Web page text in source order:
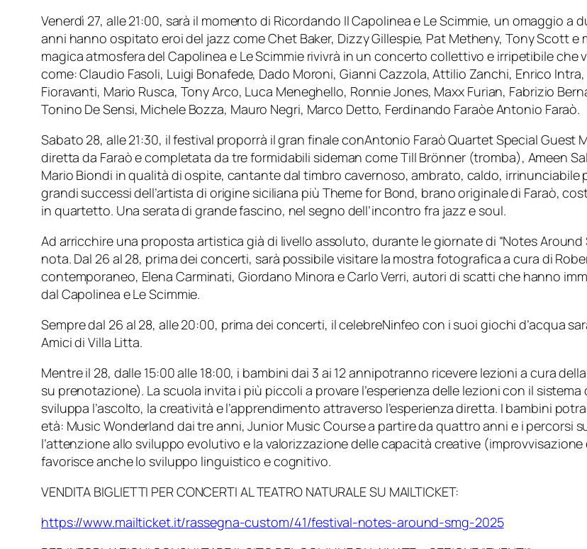
Venerdì 27, alle21:00, sarà il momento di Ricordando Il Capolinea e Le Scimmie, un omaggio a
anni hanno ospitato eroi del jazz comeChet Baker, Dizzy Gillespie, Pat Metheny, Tony Scotte
magica atmosfera del Capolinea e Le Scimmie rivivrà in un concerto collettivo e irripetibile
come:Claudio Fasoli, Luigi Bonafede, Dado Moroni, Gianni Cazzola,Attilio Zanchi, Enrico Intra,
Fioravanti, Mario Rusca, Tony Arco, Luca Meneghello, Ronnie Jones, Maxx Furian, Fabrizio
Tonino De Sensi, Michele Bozza, Mauro Negri, Marco Detto, Ferdinando FaraòeAntonio Faraò.
Sabato 28, alle21:30, il festival proporrà il gran finale conAntonio Faraò Quartet Special Guest
diretta da Faraò e completata da tre formidabili sideman comeTill Brönner(tromba), Ameen
Mario Biondi in qualità di ospite, cantante dal timbro cavernoso, ambrato, caldo, irrinunciabile
grandi successi dell’artista di origine siciliana più Theme for Bond, brano originale di Faraò,
in quartetto. Una serata di grande fascino, nel segno dell’incontro fra jazz e soul.
Ad arricchire una proposta artistica già di livello assoluto, durante le giornate di “Notes
nota. Dal 26 al 28, prima dei concerti, sarà possibile visitare la mostra fotografica a cura di
contemporaneo, Elena Carminati, Giordano Minora eCarlo Verri, autori di scatti che hanno
dal Capolinea e Le Scimmie.
Sempre dal 26 al 28, alle20:00, prima dei concerti, il celebreNinfeo con i suoi giochi d’acqua
Amici di Villa Litta.
Mentre il 28, dalle 15:00alle 18:00, i bambini dai 3 ai 12annipotranno ricevere lezioni a cura della
su prenotazione). La scuola invita i più piccoli a provare l’esperienza delle lezioni con il
sviluppa l’ascolto, la creatività e l’apprendimento attraverso l’esperienza diretta. I bambini
età: Music Wonderland dai tre anni,Junior Music Coursea partire da quattro anni e i percorsi
l’attenzione allo sviluppo evolutivo e la valorizzazione delle capacità creative
favorisce anche lo sviluppo linguistico e cognitivo.
VENDITA BIGLIETTI PER CONCERTI AL TEATRO NATURALE SU MAILTICKET:
https://www.mailticket.it/rassegna-custom/41/festival-notes-around-smg-2025